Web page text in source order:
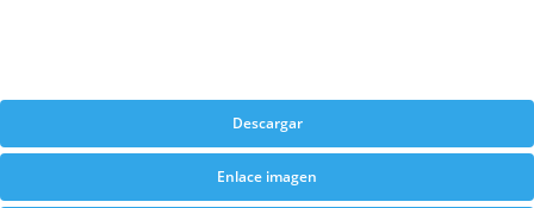
Descargar
Enlace imagen